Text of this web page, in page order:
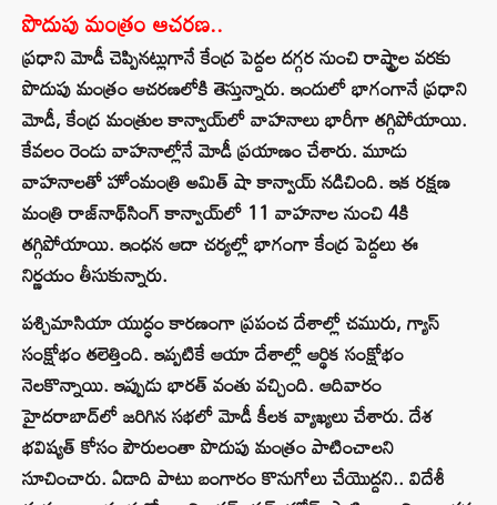
పొదుపు మంత్రం ఆచరణ..
ప్రధాని మోడీ చెప్పినట్లుగానే కేంద్ర పెద్దల దగ్గర నుంచి రాష్ట్రాల వరకు
పొదుపు మంత్రం ఆచరణలోకి తెస్తున్నారు. ఇందులో భాగంగానే ప్రధాని
మోడీ, కేంద్ర మంత్రుల కాన్వాయ్‌లో వాహనాలు భారీగా తగ్గిపోయాయి.
కేవలం రెండు వాహనాల్లోనే మోడీ ప్రయాణం చేశారు. మూడు
వాహనాలతో హోంమంత్రి అమిత్ షా కాన్వాయ్ నడిచింది. ఇక రక్షణ
మంత్రి రాజ్‌నాథ్‌సింగ్ కాన్వాయ్‌లో 11 వాహనాల నుంచి 4కి
తగ్గిపోయాయి. ఇంధన ఆదా చర్యల్లో భాగంగా కేంద్ర పెద్దలు ఈ
నిర్ణయం తీసుకున్నారు.
పశ్చిమాసియా యుద్ధం కారణంగా ప్రపంచ దేశాల్లో చమురు, గ్యాస్
సంక్షోభం తలెత్తింది. ఇప్పటికే ఆయా దేశాల్లో ఆర్థిక సంక్షోభం
నెలకొన్నాయి. ఇప్పుడు భారత్ వంతు వచ్చింది. ఆదివారం
హైదరాబాద్‌లో జరిగిన సభలో మోడీ కీలక వ్యాఖ్యలు చేశారు. దేశ
భవిష్యత్ కోసం పౌరులంతా పొదుపు మంత్రం పాటించాలని
సూచించారు. ఏడాది పాటు బంగారం కొనుగోలు చేయొద్దని.. విదేశీ